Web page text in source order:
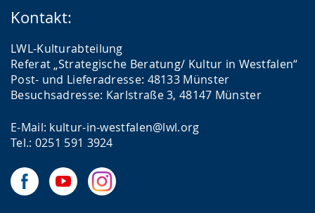
Kontakt:
LWL-Kulturabteilung
Referat „Strategische Beratung/ Kultur in Westfalen“
Post- und Lieferadresse: 48133 Münster
Besuchsadresse: Karlstraße 3, 48147 Münster
E-Mail: kultur-in-westfalen@lwl.org
Tel.: 0251 591 3924